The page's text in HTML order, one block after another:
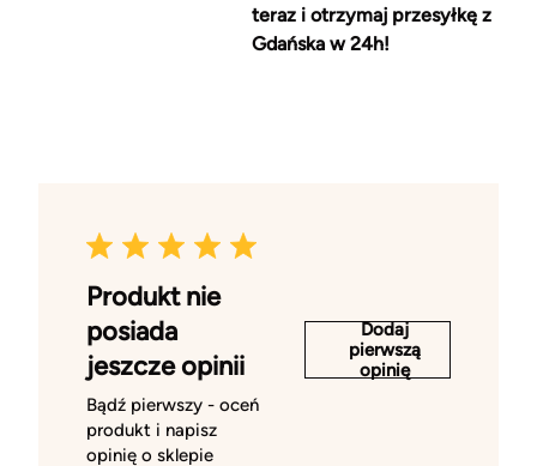
teraz i otrzymaj przesyłkę z
Gdańska w 24h!
Produkt nie
posiada
jeszcze opinii
Bądź pierwszy - oceń
produkt i napisz
opinię o sklepie
Dodaj
pierwszą
opinię